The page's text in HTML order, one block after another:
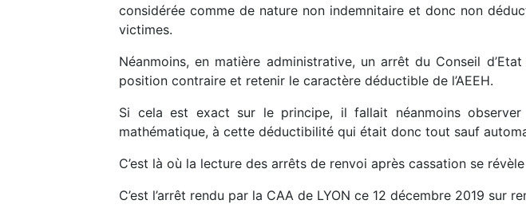
considérée comme de nature non indemnitaire et donc non
victimes.
Néanmoins, en matière administrative, un arrêt du Conseil
position contraire et retenir le caractère déductible de l’AEEH.
Si cela est exact sur le principe, il fallait néanmoins
mathématique, à cette déductibilité qui était donc tout sauf
C’est là où la lecture des arrêts de renvoi après cassation se
C’est l’arrêt rendu par la CAA de LYON ce 12 décembre 2019 sur